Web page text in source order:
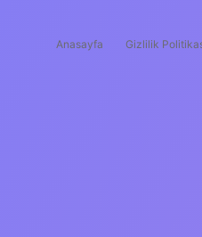
Anasayfa Gizlilik